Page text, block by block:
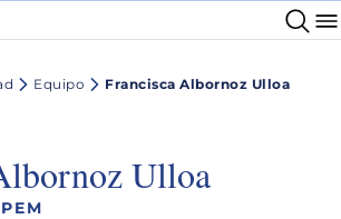
Equipo Francisca Albornoz Ulloa
Ulloa